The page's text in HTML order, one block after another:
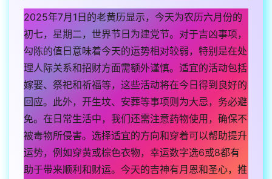
2025年7月1日的老黄历显示，今天为农历六月份的
初七，星期二，世界节日为建党节。对于吉凶事项，
勾陈的值日意味着今天的运势相对较弱，特别是在处
理人际关系和招财方面需额外谨慎。适宜的活动包括
嫁娶、祭祀和祈福等，这些活动将在今日得到良好的
回应。此外，开生坟、安葬等事项则为大忌，务必避
免。在日常生活中，我们还需注意药物使用，确保不
被毒物所侵害。选择适宜的方向和穿着可以帮助提升
运势，例如穿黄或棕色衣物，幸运数字选6或8都有
助于带来顺利和财运。今天的吉神有月恩和圣心，推